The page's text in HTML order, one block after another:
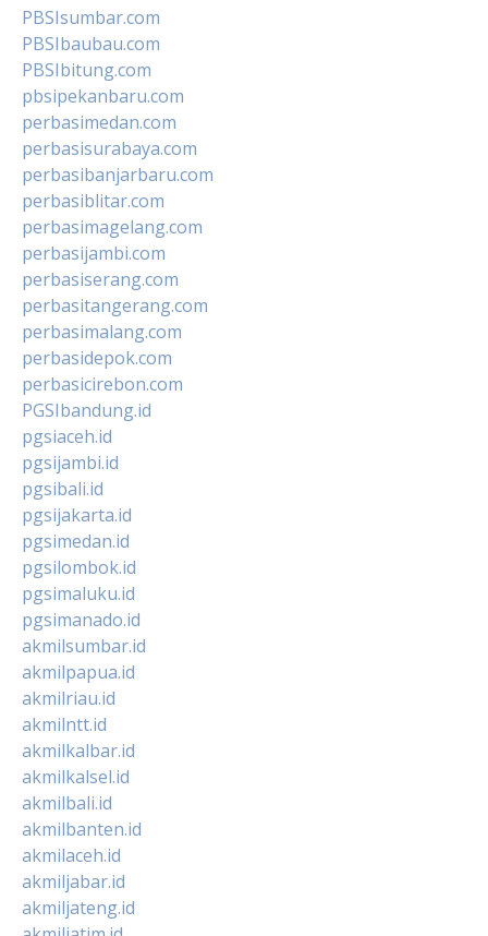
PBSIsumbar.com
PBSIbaubau.com
PBSIbitung.com
pbsipekanbaru.com
perbasimedan.com
perbasisurabaya.com
perbasibanjarbaru.com
perbasiblitar.com
perbasimagelang.com
perbasijambi.com
perbasiserang.com
perbasitangerang.com
perbasimalang.com
perbasidepok.com
perbasicirebon.com
PGSIbandung.id
pgsiaceh.id
pgsijambi.id
pgsibali.id
pgsijakarta.id
pgsimedan.id
pgsilombok.id
pgsimaluku.id
pgsimanado.id
akmilsumbar.id
akmilpapua.id
akmilriau.id
akmilntt.id
akmilkalbar.id
akmilkalsel.id
akmilbali.id
akmilbanten.id
akmilaceh.id
akmiljabar.id
akmiljateng.id